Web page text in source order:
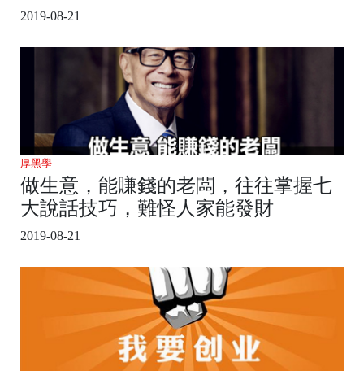
2019-08-21
厚黑學
做生意，能賺錢的老闆，往往掌握七
大說話技巧，難怪人家能發財
2019-08-21